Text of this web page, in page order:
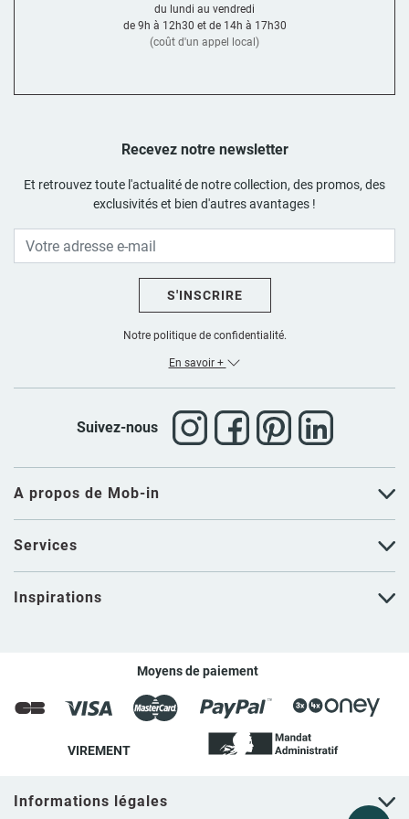
✔️ Qualité des matériaux pour garantir longévité
✔️ Facilité d’installation et d’entretien
manette. Simple, moderne, idéal pour un style épuré.
Mélangeur
Avec deux poignées séparées (eau chaude/froide), il séduit par son
traditionnelles.
Quel robinet pour quelle vasque ?
Souvent recommandés : mitigeurs hauts ou robinets muraux, pour
une hauteur et un angle de jet optimisés.
Un robinet de hauteur standard convient, en fonction du percement
du plan vasque ou meuble.
•Vasque suspendue
Robinetterie murale idéale pour gagner de la place sur le plan de
Des finitions pour toutes les ambiances
Classique et facile à entretenir, s’adapte à toutes les décorations.
clair ou murs texturés.
Matériaux et fiabilité
Nos robinets sont conçus pour durer grâce à :
• Cartouche en céramique pour une manipulation fluide et étanche
• Composants internes renforcés pour assurer longévité et stabilité
A propos de Mob-in
Services
Inspirations
Recevez notre newsletter
Et retrouvez toute l'actualité de notre collection, des promos, des
exclusivités et bien d'autres avantages !
S'INSCRIRE
Notre politique de confidentialité.
En savoir +
Suivez-nous
du lundi au vendredi
de 9h à 12h30 et de 14h à 17h30
(coût d'un appel local)
Moyens de paiement
VIREMENT
Informations légales